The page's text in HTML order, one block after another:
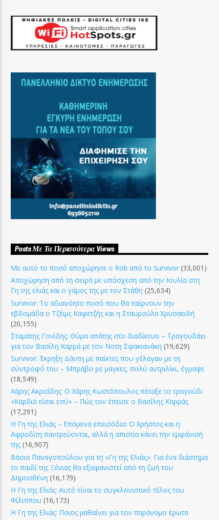
Posts Με Τα Περισσότερα Views
Με αυτό το ποσό αποχώρησε ο Rob από το Survivor (33,001)
Αποχώρηση από τη σειρά με υπόσχεση από την Ιουλία στη
Γη της ελιάς και ο γάμος της με τον Στάθη (25,634)
Survivor: Το αδιανόητο ποσό που θα παίρνουν την
εβδομάδα ο Τζέιμς Καφετζής και η Σταυρούλα Χρυσαειδή
(20,155)
Σταμάτης Γονίδης: Θύμα απάτης στο διαδίκτυο – Τραγουδάει
για τον Βασίλη Καρρά με τον Νοτη Σφακιανάκη (19,629)
Survivor: Έκρηξη Δάντη με παίκτες που γέλαγαν με τη
σύντροφό του – Μπράβο ρε μάγκες, πολύ αντριλίκι, έγραψε
(18,549)
Χάρης Ακριτίδης: Ο Χάρης Κωστόπουλος πέταξε το τραγούδι
«Καρδιά είσαι εσύ» – Πώς τον έπεισε ο Βασίλης Καρράς
(17,291)
Η Γη της Ελιάς – Επόμενα επεισόδια: Ο Χρήστος και η
Αφροδίτη παντρεύονται, αλλά η απιστία κάνει την εμφάνισή
της (16,907)
Βάσια Παναγοπούλου για τη «Γη της Ελιάς»: Για ένα διάστημα
το παιδί της Ξένιας θα εξαφανιστεί από τη ζωή του
Δημοσθένη (16,179)
Η Γη της Ελιάς: Αυτό είναι το συγκλονιστικό τέλος του
Φίλιππου (16,173)
Η Γη της Ελιάς: Ποιος μαθαίνει για τον παράνομο έρωτα